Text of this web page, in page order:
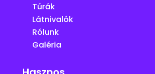
Túrák
Látnivalók
Rólunk
Galéria